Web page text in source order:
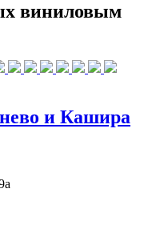
виниловым
и Кашира